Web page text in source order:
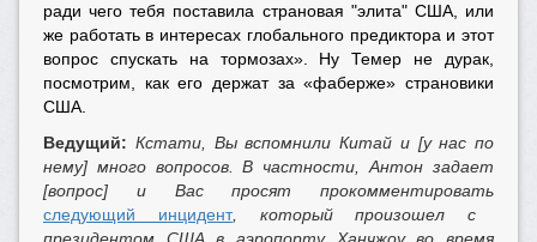
ради чего тебя поставила страновая "элита" США, или
же работать в интересах глобального предиктора и этот
вопрос спускать на тормозах». Ну Темер не дурак,
посмотрим, как его держат за «фаберже» страновики
США.
Ведущий: Кстати, Вы вспомнили Китай и [у нас по
нему] много вопросов. В частности, Антон задает
[вопрос] и Вас просят прокомментировать
следующий инцидент, который произошел с